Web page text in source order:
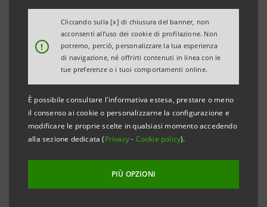
!
Cliccando sulla [x] di chiusura del banner, non
acconsenti all’uso dei cookie di profilazione. Non
potremo, perciò, personalizzare la tua esperienza
di navigazione, né offrirti contenuti in linea con le
tue preferenze o i tuoi comportamenti online.
È possibile consultare l'informativa estesa, prestare o meno
il consenso ai cookie o personalizzarne la configurazione e
modificare le proprie scelte in qualsiasi momento accedendo
alla sezione dedicata (Privacy- Cookie policy).
PIÙ OPZIONI
Torino, Milano, 20 luglio2011–Intesa Sanpaolo
informa che, ai sensi dell'art. 23.9 dello Statuto, il
Prof. Eugenio Pavarani entra a far parte del Consiglio
di Sorveglianza in sostituzione del Prof. Ferdinando
Targetti. Il Prof. Pavarani ha già ricoperto l’incarico
negli esercizi 2007-2008-2009.